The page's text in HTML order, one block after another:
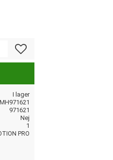
I lager
MH971621
971621
Nej
1
PRO